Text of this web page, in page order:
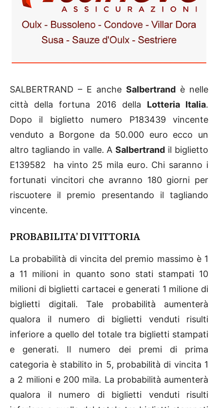
SALBERTRAND – E anche Salbertrand è nelle
città della fortuna 2016 della Lotteria Italia.
Dopo il biglietto numero P183439 vincente
venduto a Borgone da 50.000 euro ecco un
altro tagliando in valle. ASalbertrand il biglietto
E139582 ha vinto 25 mila euro. Chi saranno i
fortunati vincitori che avranno 180 giorni per
riscuotere il premio presentando il tagliando
vincente.
PROBABILITA’ DI VITTORIA
La probabilità di vincita del premio massimo è 1
a 11 milioni in quanto sono stati stampati 10
milioni di biglietti cartacei e generati 1 milione di
biglietti digitali. Tale probabilità aumenterà
qualora il numero di biglietti venduti risulti
inferiore a quello del totale tra biglietti stampati
e generati. Il numero dei premi di prima
categoria è stabilito in 5, probabilità di vincita 1
a 2 milioni e 200 mila. La probabilità aumenterà
qualora il numero di biglietti venduti risulti